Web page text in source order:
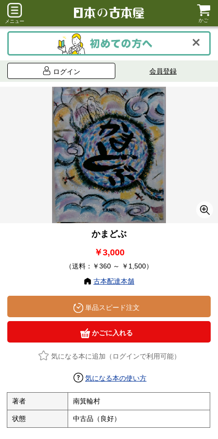
メニュー かご
ログイン 会員登録
かまどぶ
￥3,000
（送料：￥360 ～ ￥1,500）
古本配達本舗
単品スピード注文
かごに入れる
気になる本に追加（ログインで利用可能）
気になる本の使い方
著者 南箕輪村
状態 中古品（良好）